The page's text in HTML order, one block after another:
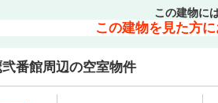
この建物に
この建物を見た方
番館周辺の空室物件